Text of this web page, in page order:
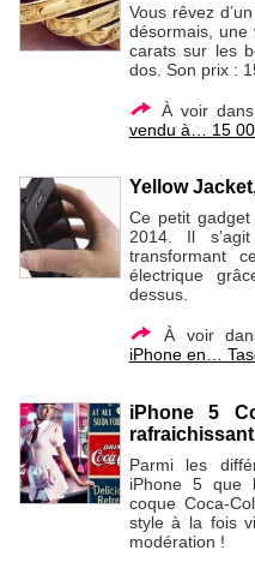
Vous rêvez
désormais, une
carats sur les
dos. Son prix :
À voir
vendu à… 15
Yellow
Ce petit
2014. Il
transformant
électrique
dessus.
À voir
iPhone en…
iPhone 5
Parmi les
iPhone 5 que
coque Coca-
style à la fois
modération !